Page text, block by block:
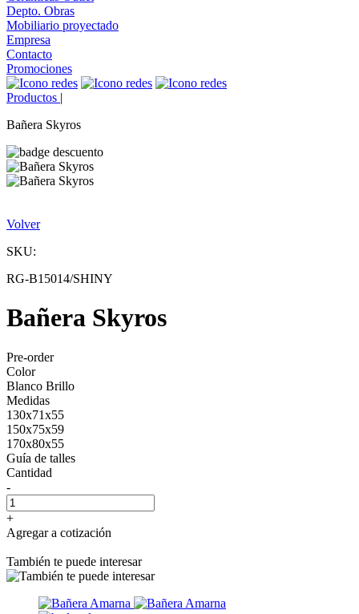
Depto. Obras
Mobiliario proyectado
Empresa
Contacto
Promociones
Productos |
Bañera Skyros
Volver
SKU:
RG-B15014/SHINY
Bañera Skyros
Pre-order
Color
Blanco Brillo
Medidas
130x71x55
150x75x59
170x80x55
Guía de talles
Cantidad
-
+
Agregar a cotización
También te puede interesar